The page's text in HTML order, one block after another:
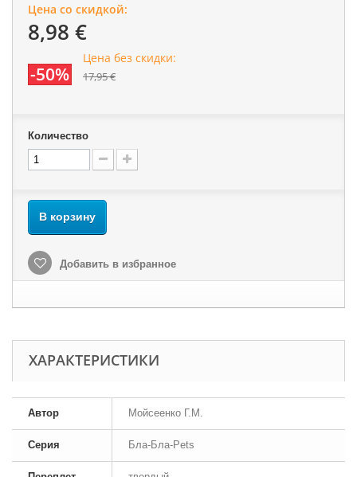
Цена со скидкой:
8,98 €
-50%
Цена без скидки:
17,95 €
Количество
В корзину
Добавить в избранное
ХАРАКТЕРИСТИКИ
Автор Мойсеенко Г.М.
Серия Бла-Бла-Pets